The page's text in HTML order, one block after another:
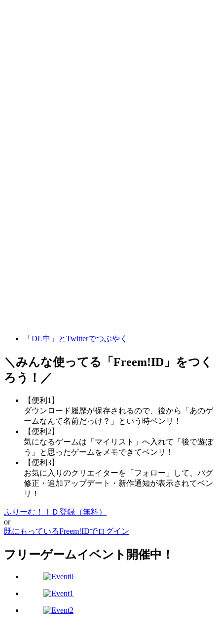
「DL中」とTwitterでつぶやく
＼みんな使ってる「 Freem!ID 」をつく
ろう！／
【便利1】
ダウンロード履歴が保存されるので、後から「あのゲ
ームなんて名前だっけ？」という時ベンリ！
【便利2】
気になるゲームは「マイリスト」へ入れて「後で遊ぼ
う」と思ったゲームをメモできてベンリ！
【便利3】
お気に入りのクリエイターを「フォロー」して、バグ
修正・追加アップデート・新作通知が表示されてベン
リ！
ふりーむ！ＩＤ登録（無料）
or
既にもっているFreem!IDでログイン
フリーゲームイベント開催中！